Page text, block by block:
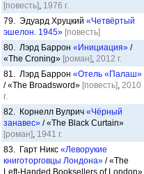
[повесть], 1976 г.
79. Эдуард Хруцкий «Четвёртый
эшелон. 1945» [повесть]
80. Лэрд Баррон «Инициация» /
«The Croning» [роман], 2012 г.
81. Лэрд Баррон «Отель «Палаш»
/ «The Broadsword» [повесть], 2010
г.
82. Корнелл Вулрич «Чёрный
занавес» / «The Black Curtain»
[роман], 1941 г.
83. Гарт Никс «Леворукие
книготорговцы Лондона» / «The
Left-Handed Booksellers of London»